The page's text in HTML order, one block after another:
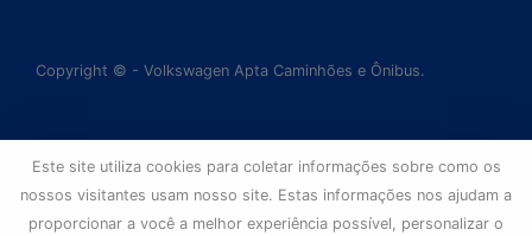
Copyright © - Volkswagen Apta Caminhões e Ônibus.
Este site utiliza cookies para coletar informações sobre como os
nossos visitantes usam nosso site. Estas informações nos ajudam a
proporcionar a você a melhor experiência possível, personalizar o